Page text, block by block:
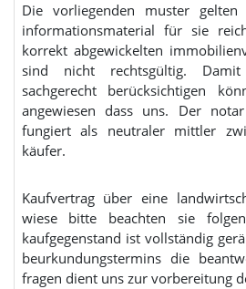
Die vorliegenden muster
informationsmaterial für sie
korrekt abgewickelten
sind nicht rechtsgültig.
sachgerecht berücksichtigen
angewiesen dass uns. Der
fungiert als neutraler mittler
käufer.
Kaufvertrag über eine
wiese bitte beachten sie
kaufgegenstand ist vollständig
beurkundungstermins die
fragen dient uns zur vorbereitung